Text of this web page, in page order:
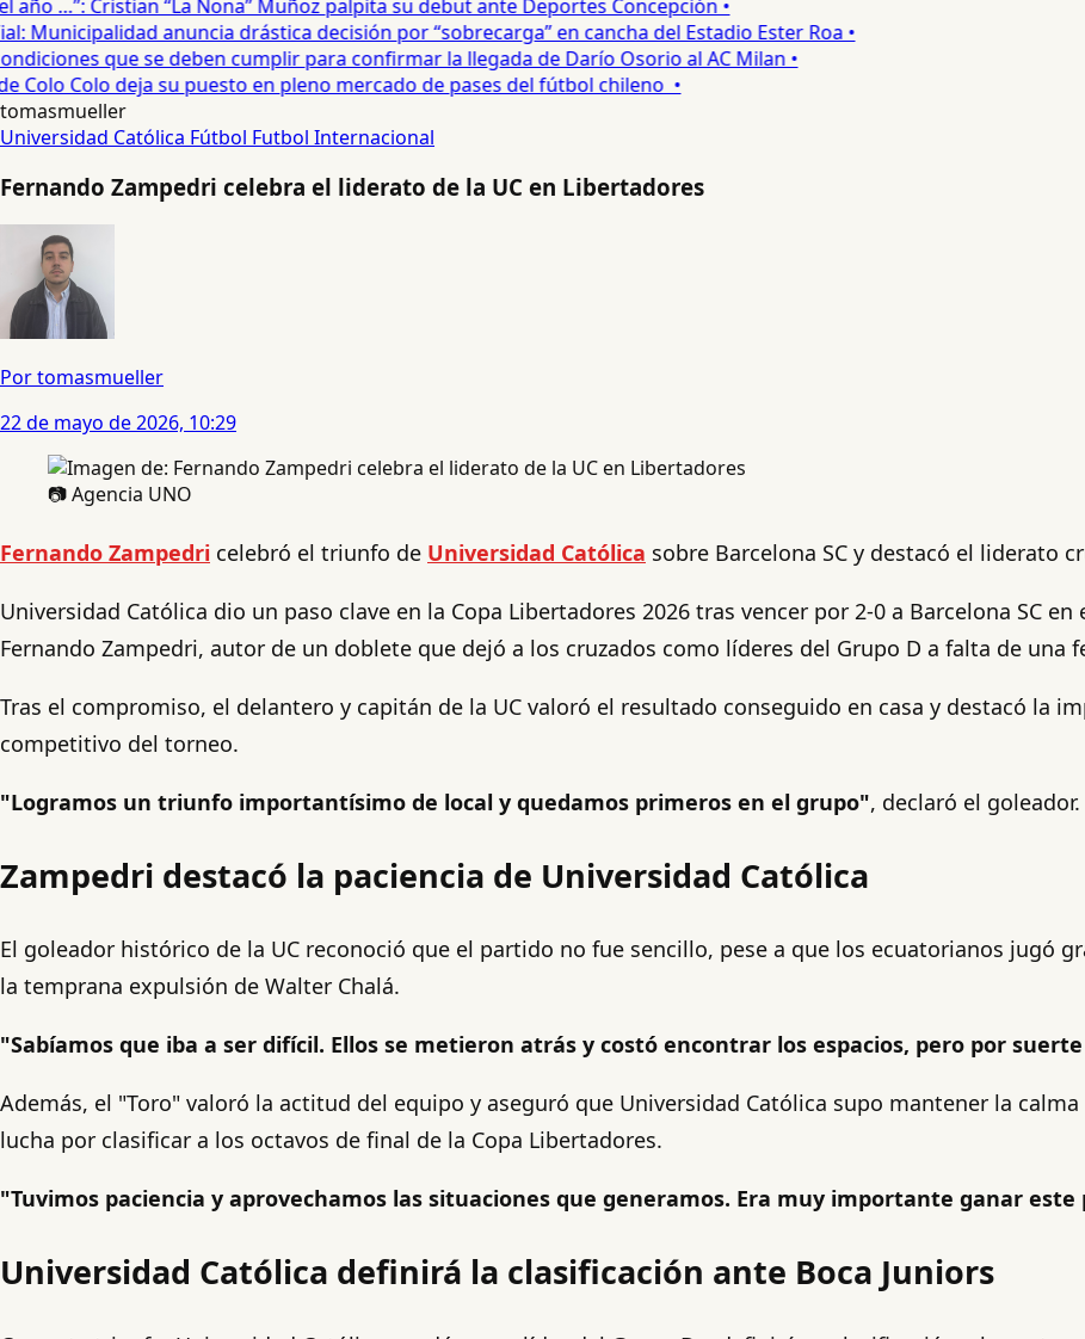
…”: Cristian “La Nona” Muñoz palpita su debut ante Deportes Concepción •
Municipalidad anuncia drástica decisión por “sobrecarga” en cancha del Estadio Ester Roa •
que se deben cumplir para confirmar la llegada de Darío Osorio al AC Milan •
Colo Colo deja su puesto en pleno mercado de pases del fútbol chileno •
tomasmueller
Universidad Católica Fútbol Futbol Internacional
Fernando Zampedri celebra el liderato de la UC en Libertadores
Por tomasmueller
22 de mayo de 2026, 10:29
📷 Agencia UNO
Fernando Zampedri celebró el triunfo de Universidad Católica sobre Barcelona SC y destacó el liderato
Universidad Católica dio un paso clave en la Copa Libertadores 2026 tras vencer por 2-0 a Barcelona SC
Fernando Zampedri, autor de un doblete que dejó a los cruzados como líderes del Grupo D a falta de una
Tras el compromiso, el delantero y capitán de la UC valoró el resultado conseguido en casa y destacó la
competitivo del torneo.
"Logramos un triunfo importantísimo de local y quedamos primeros en el grupo", declaró el goleador.
Zampedri destacó la paciencia de Universidad Católica
El goleador histórico de la UC reconoció que el partido no fue sencillo, pese a que los ecuatorianos jugó
la temprana expulsión de Walter Chalá.
"Sabíamos que iba a ser difícil. Ellos se metieron atrás y costó encontrar los espacios, pero por
Además, el "Toro" valoró la actitud del equipo y aseguró que Universidad Católica supo mantener la
lucha por clasificar a los octavos de final de la Copa Libertadores.
"Tuvimos paciencia y aprovechamos las situaciones que generamos. Era muy importante ganar
Universidad Católica definirá la clasificación ante Boca Juniors